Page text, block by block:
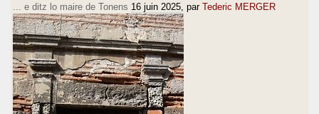
... e ditz lo maire de Tonens 16 juin 2025 , par Tederic MERGER